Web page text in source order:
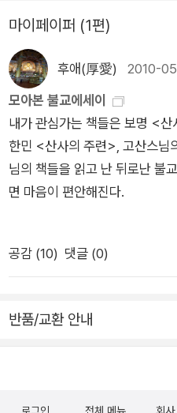
마이페이퍼 (1편)
후애(厚愛) 2010-
모아본 불교에세이
내가 관심가는 책들은 보명 <
한민 <산사의 주련>, 고산스님
님의 책들을 읽고 난 뒤로난 불
면 마음이 편안해진다.
공감 (10) 댓글 (0)
반품/교환 안내